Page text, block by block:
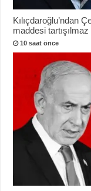
Kılıçdaroğlu’ndan
maddesi tartışılmaz
10 saat önce